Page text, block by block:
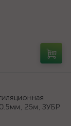
25м, ЗУБР